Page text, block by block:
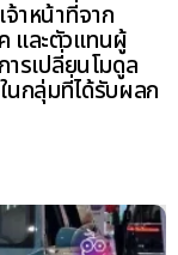
จ้าหน้าที่จาก
และตัวแทนผู้
ารเปลี่ยนโมดูล
นกลุ่มที่ได้รับผลก